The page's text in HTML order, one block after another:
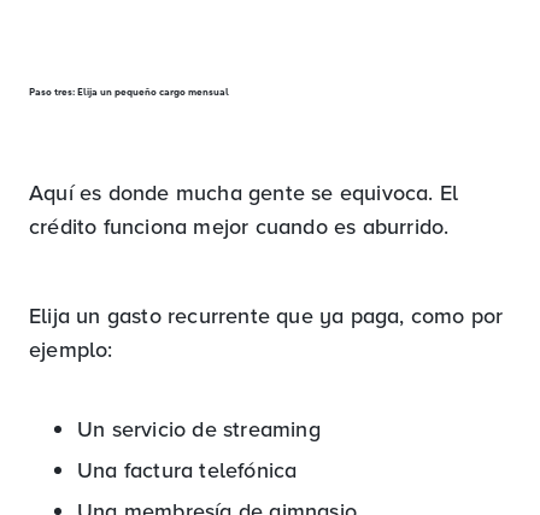
Paso tres: Elija un pequeño cargo mensual
Aquí es donde mucha gente se equivoca. El
crédito funciona mejor cuando es aburrido.
Elija un gasto recurrente que ya paga, como por
ejemplo:
Un servicio de streaming
Una factura telefónica